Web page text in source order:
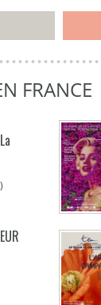
FRANCE